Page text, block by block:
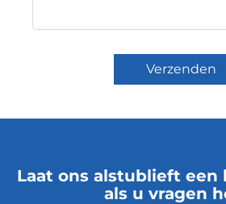
Verzenden
Laat ons alstublieft
als u vragen